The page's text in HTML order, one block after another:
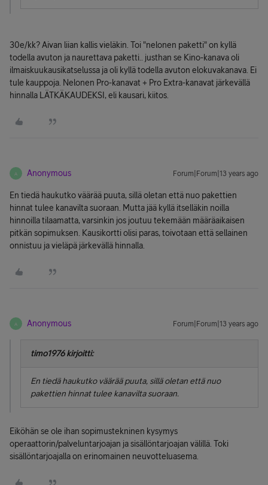
30e/kk? Aivan liian kallis vieläkin. Toi "nelonen paketti" on kyllä
todella avuton ja naurettava paketti.. justhan se Kino-kanava oli
ilmaiskuukausikatselussa ja oli kyllä todella avuton elokuvakanava. Ei
tule kauppoja. Nelonen Pro-kanavat + Pro Extra-kanavat järkevällä
hinnalla LÄTKÄKAUDEKSI, eli kausari, kiitos.
A Anonymous Forum|Forum|13 years ago
En tiedä haukutko väärää puuta, sillä oletan että nuo pakettien
hinnat tulee kanavilta suoraan. Mutta jää kyllä itselläkin noilla
hinnoilla tilaamatta, varsinkin jos joutuu tekemään määräaikaisen
pitkän sopimuksen. Kausikortti olisi paras, toivotaan että sellainen
onnistuu ja vieläpä järkevällä hinnalla.
A Anonymous Forum|Forum|13 years ago
timo1976 kirjoitti:
En tiedä haukutko väärää puuta, sillä oletan että nuo
pakettien hinnat tulee kanavilta suoraan.
Eiköhän se ole ihan sopimustekninen kysymys
operaattorin/palveluntarjoajan ja sisällöntarjoajan välillä. Toki
sisällöntarjoajalla on erinomainen neuvotteluasema.